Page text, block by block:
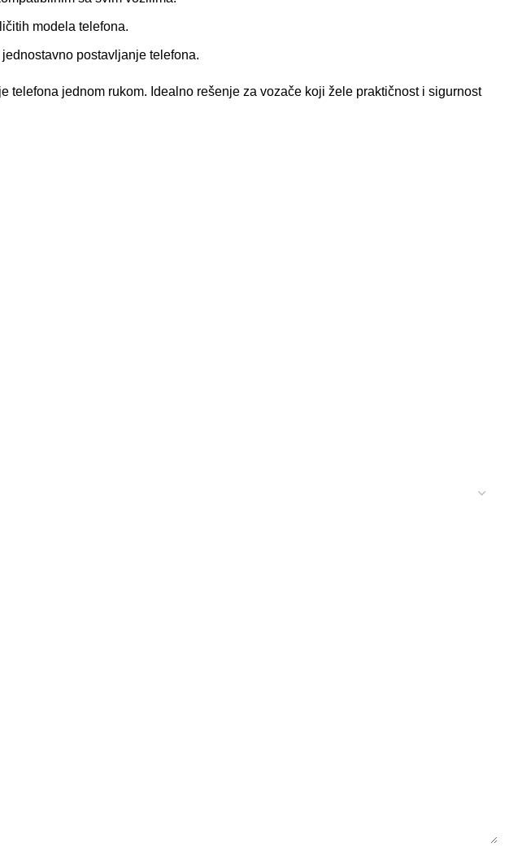
modela telefona.
postavljanje telefona.
jednom rukom. Idealno rešenje za vozače koji žele praktičnost i sigurnost